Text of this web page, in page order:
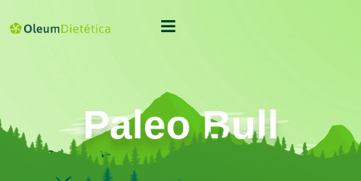
Paleo Bull